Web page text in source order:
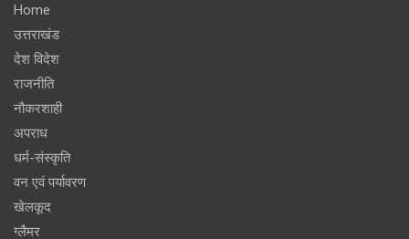
Home
उत्तराखंड
देश विदेश
राजनीति
नौकरशाही
अपराध
धर्म-संस्कृति
वन एवं पर्यावरण
खेलकूद
ग्लैमर